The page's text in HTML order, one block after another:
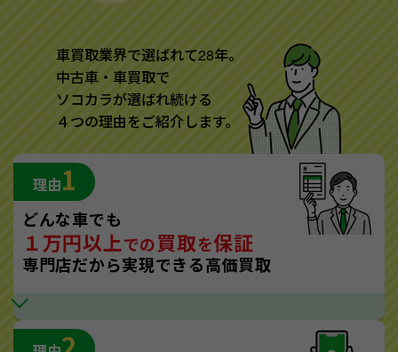
車買取業界で選ばれて28年。
中古車・車買取で
ソコカラが選ばれ続ける
４つの理由をご紹介します。
理由1
どんな車でも
１万円以上での買取を保証
専門店だから実現できる高価買取